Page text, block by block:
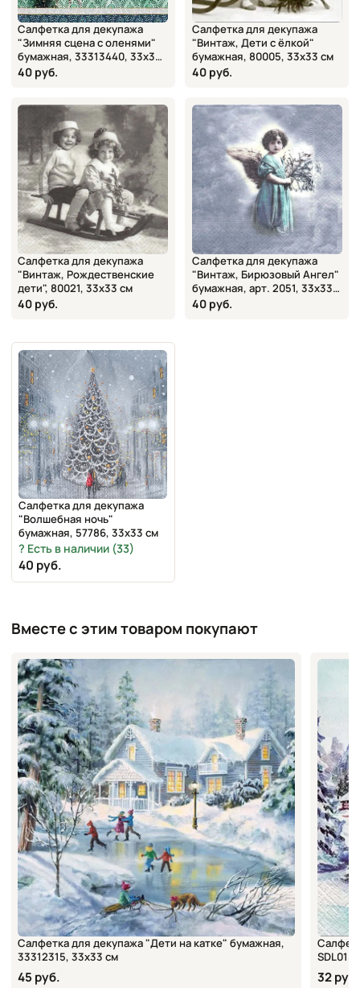
Салфетка для декупажа
"Зимняя сцена с оленями"
бумажная, 33313440, 33х33
см
40 руб.
Салфетка для декупажа
"Винтаж, Дети с ёлкой"
бумажная, 80005, 33х33 см
40 руб.
Салфетка для декупажа
"Винтаж, Рождественские
дети", 80021, 33х33 см
40 руб.
Салфетка для декупажа
"Винтаж, Бирюзовый Ангел"
бумажная, арт. 2051, 33х33
см
40 руб.
Салфетка для декупажа
"Волшебная ночь"
бумажная, 57786, 33х33 см
Есть в наличии (33)
40 руб.
Вместе с этим товаром покупают
Салфетка для декупажа "Дети на катке" бумажная,
33312315, 33х33 см
45 руб. 32 руб.